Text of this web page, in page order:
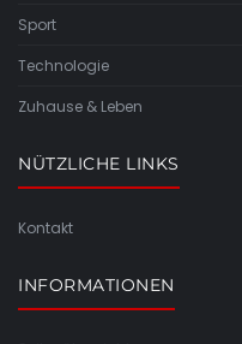
Sport
Technologie
Zuhause & Leben
NÜTZLICHE LINKS
Kontakt
INFORMATIONEN